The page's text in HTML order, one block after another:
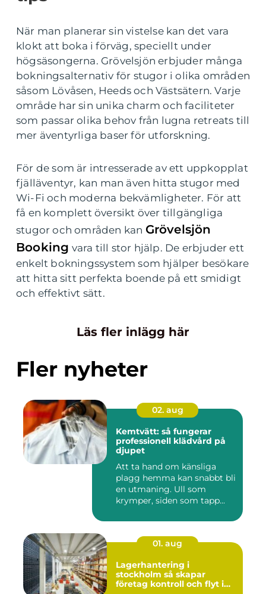
När man planerar sin vistelse kan det vara
klokt att boka i förväg, speciellt under
högsäsongerna. Grövelsjön erbjuder många
bokningsalternativ för stugor i olika områden
såsom Lövåsen, Heeds och Västsätern. Varje
område har sin unika charm och faciliteter
som passar olika behov från lugna retreats till
mer äventyrliga baser för utforskning.
För de som är intresserade av ett uppkopplat
fjälläventyr, kan man även hitta stugor med
Wi-Fi och moderna bekvämligheter. För att
få en komplett översikt över tillgängliga
stugor och områden kan Grövelsjön
Booking vara till stor hjälp. De erbjuder ett
enkelt bokningssystem som hjälper besökare
att hitta sitt perfekta boende på ett smidigt
och effektivt sätt.
Läs fler inlägg här
Fler nyheter
02. aug
Kemtvätt: så fungerar
professionell klädvård på
djupet
Att ta hand om känsliga
plagg hemma kan snabbt bli
en utmaning. Ull som
krymper, siden som tapp...
01. aug
Lagerhantering i
stockholm så skapar
företag kontroll och flyt i